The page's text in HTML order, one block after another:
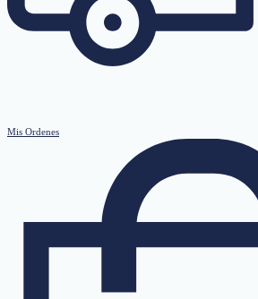
Mis Ordenes